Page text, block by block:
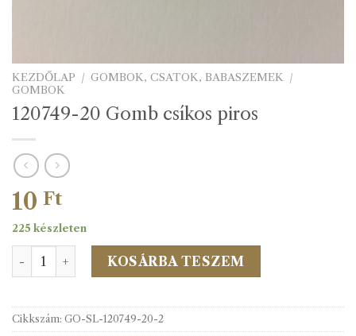
KEZDŐLAP / GOMBOK, CSATOK, BABASZEMEK /
GOMBOK
120749-20 Gomb csíkos piros
10 Ft
225 készleten
120749-20 Gomb csíkos piros mennyiség
KOSÁRBA TESZEM
Cikkszám: GO-SL-120749-20-2